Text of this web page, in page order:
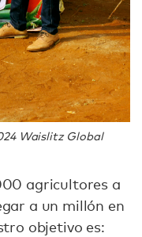
Waislitz Global
agricultores a
a un millón en
objetivo es: